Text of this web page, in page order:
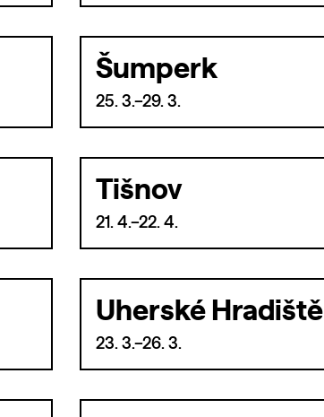
Šumperk
25. 3.–29. 3.
Tišnov
21. 4.–22. 4.
Uherské Hradiště
23. 3.–26. 3.